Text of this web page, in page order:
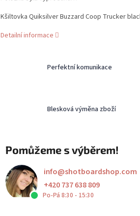
Kšiltovka Quiksilver Buzzard Coop Trucker
Detailní informace
Perfektní komunikace
Blesková výměna zboží
Pomůžeme s výběrem!
info@shotboardshop.com
+420 737 638 809
Po-Pá 8:30 - 15:30